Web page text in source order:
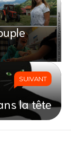
SUIVANT
la tête